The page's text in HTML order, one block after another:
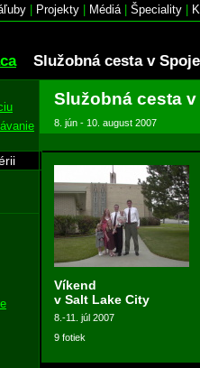
Projekty Médiá| Špeciality
Služobná cesta v
Služobná cesta
8. jún - 10. august 2007
Víkend
v Salt Lake City
8.-11. júl 2007
9 fotiek